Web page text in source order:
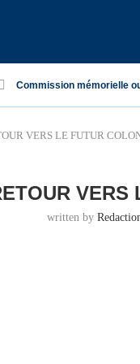
Commission mémorielle
VERS LE FUTUR
VERS
written by